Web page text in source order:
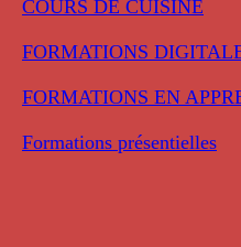
COURS DE CUISINE
FORMATIONS
FORMATIONS EN
Formations présentielles